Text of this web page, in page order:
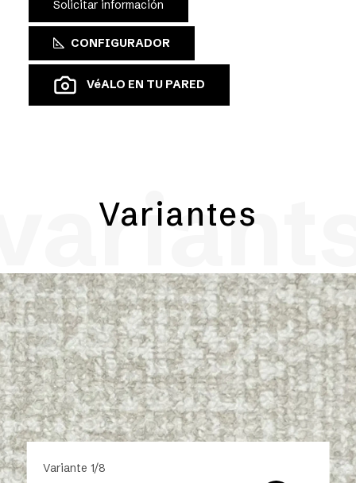
Solicitar información
CONFIGURADOR
VéALO EN TU PARED
Variantes
Variante 1/8